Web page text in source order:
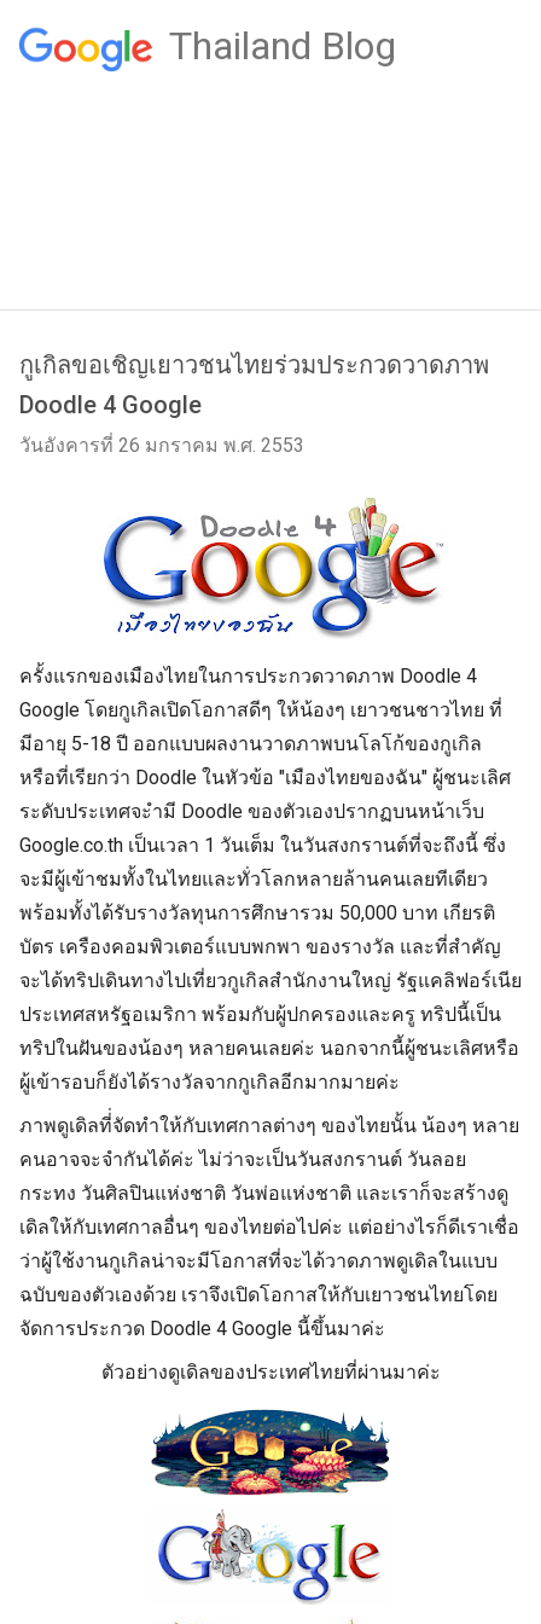
Thailand Blog
กูเกิลขอเชิญเยาวชนไทยร่วมประกวดวาดภาพ
Doodle 4 Google
วันอังคารที่ 26 มกราคม พ.ศ. 2553
ครั้งแรกของเมืองไทยในการประกวดวาดภาพ Doodle 4
Google โดยกูเกิลเปิดโอกาสดีๆ ให้น้องๆ เยาวชนชาวไทย ที่
มีอายุ 5-18 ปี ออกแบบผลงานวาดภาพบนโลโก้ของกูเกิล
หรือที่เรียกว่า Doodle ในหัวข้อ "เมืองไทยของฉัน" ผู้ชนะเลิศ
ระดับประเทศจะำมี Doodle ของตัวเองปรากฏบนหน้าเว็บ
Google.co.th เป็นเวลา 1 วันเต็ม ในวันสงกรานต์ที่จะถึงนี้ ซึ่ง
จะมีผู้เข้าชมทั้งในไทยและทั่วโลกหลายล้านคนเลยทีเดียว
พร้อมทั้งได้รับรางวัลทุนการศึกษารวม 50,000 บาท เกียรติ
บัตร เครืองคอมพิวเตอร์แบบพกพา ของรางวัล และที่สำคัญ
จะได้ทริปเดินทางไปเที่ยวกูเกิลสำนักงานใหญ่ รัฐแคลิฟอร์เนีย
ประเทศสหรัฐอเมริกา พร้อมกับผู้ปกครองและครู ทริปนี้เป็น
ทริปในฝันของน้องๆ หลายคนเลยค่ะ นอกจากนี้ผู้ชนะเลิศหรือ
ผู้เข้ารอบก็ยังได้รางวัลจากกูเกิลอีกมากมายค่ะ
ภาพดูเดิลที่่จัดทำให้กับเทศกาลต่างๆ ของไทยนั้น น้องๆ หลาย
คนอาจจะจำกันได้ค่ะ ไม่ว่าจะเป็นวันสงกรานต์ วันลอย
กระทง วันศิลปินแห่งชาติ วันพ่อแห่งชาติ และเราก็จะสร้างดู
เดิลให้กับเทศกาลอื่นๆ ของไทยต่อไปค่ะ แต่อย่างไรก็ดีเราเชื่อ
ว่าผู้ใช้งานกูเกิลน่าจะมีโอกาสที่จะได้วาดภาพดูเดิลในแบบ
ฉบับของตัวเองด้วย เราจึงเปิดโอกาสให้กับเยาวชนไทยโดย
จัดการประกวด Doodle 4 Google นี้ขึ้นมาค่ะ
ตัวอย่างดูเดิลของประเทศไทยที่ผ่านมาค่ะ